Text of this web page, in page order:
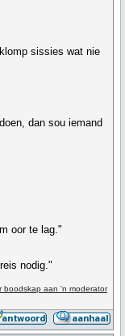
sissies wat nie
dan sou iemand
oor te lag."
nodig."
boodskap aan 'n moderator